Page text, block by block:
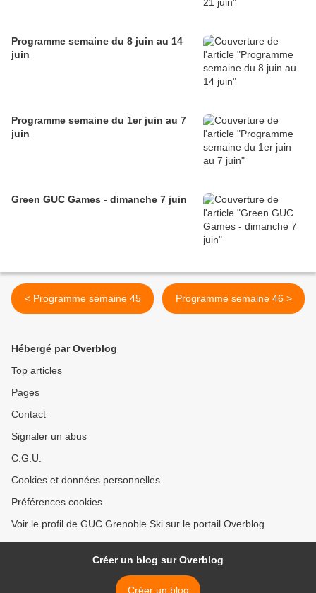
Programme semaine du 8 juin au 14
juin
Programme semaine du 1er juin au 7
juin
Green GUC Games - dimanche 7 juin
< Programme semaine 45 Programme semaine 46 >
Hébergé par Overblog
Top articles
Pages
Contact
Signaler un abus
C.G.U.
Cookies et données personnelles
Préférences cookies
Voir le profil de GUC Grenoble Ski sur le portail Overblog
Créer un blog sur Overblog
Créer un blog